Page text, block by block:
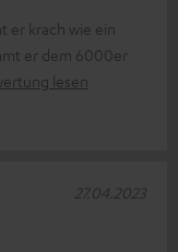
er krach wie ein
er dem 6000er
lesen
27.04.2023